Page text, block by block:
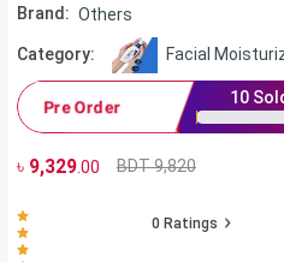
Brand: Others
Category: Facial
Pre Order 10
৳ 9,329.00 BDT 9,820
0 Ratings